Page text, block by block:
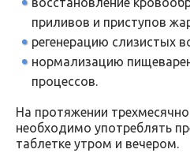
приливов и приступов
регенерацию слизистых
нормализацию
процессов.
На протяжении
необходимо употреблять
таблетке утром и вечером.